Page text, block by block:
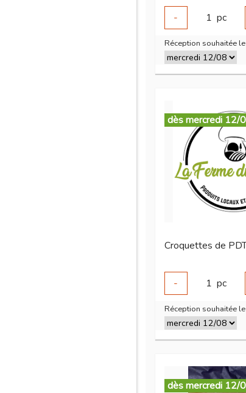
-
1 pc
Réception souhaitée le
dès mercredi 12/
-
1 pc
Réception souhaitée le
dès mercredi 12/